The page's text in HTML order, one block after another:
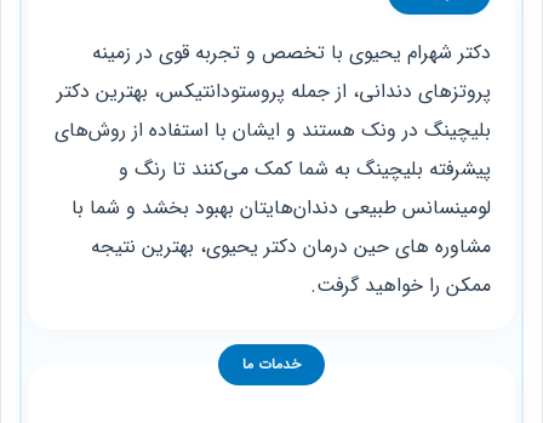
دکتر شهرام یحیوی با تخصص و تجربه قوی در زمینه
پروتزهای دندانی، از جمله پروستودانتیکس، بهترین دکتر
بلیچینگ در ونک هستند و ایشان با استفاده از روش‌های
پیشرفته بلیچینگ به شما کمک می‌کنند تا رنگ و
لومینسانس طبیعی دندان‌هایتان بهبود بخشد و شما با
مشاوره های حین درمان دکتر یحیوی، بهترین نتیجه
ممکن را خواهید گرفت.
خدمات ما